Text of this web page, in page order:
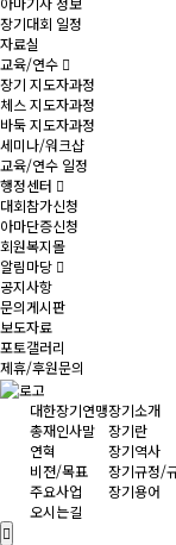
장기대회 일정
자료실
교육/연수
장기 지도자과정
체스 지도자과정
바둑 지도자과정
세미나/워크샵
교육/연수 일정
행정센터
대회참가신청
아마단증신청
회원복지몰
알림마당
공지사항
문의게시판
보도자료
포토갤러리
제휴/후원문의
대한장기연맹
총재인사말
연혁
비젼/목표
주요사업
오시는길
장기소개
장기란
장기역사
장기규정/
장기용어